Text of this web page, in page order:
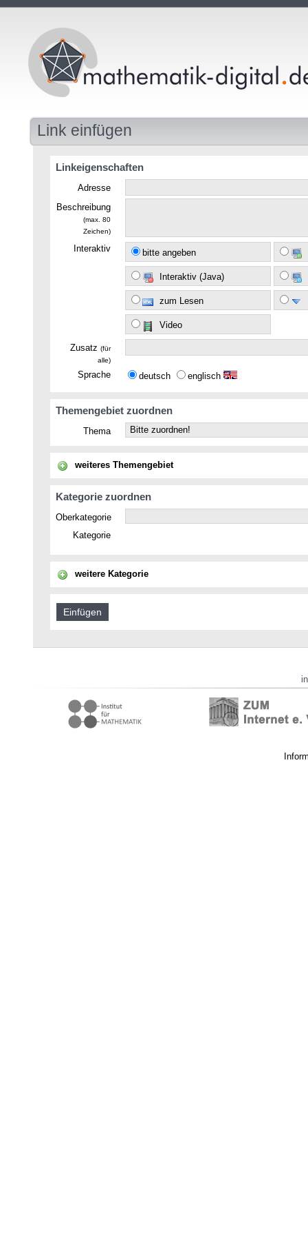
Link einfügen
Linkeigenschaften
Adresse
Beschreibung
(max. 80
Zeichen)
Interaktiv bitte angeben
Interaktiv (Java)
zum Lesen
Video
Zusatz (für
alle)
Sprache deutsch englisch
Themengebiet zuordnen
Thema
weiteres Themengebiet
Kategorie zuordnen
Oberkategorie
Kategorie
weitere Kategorie